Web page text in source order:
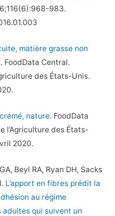
983.
matière grasse non
. FoodData Central.
des États-Unis.
nature. FoodData
l’Agriculture des États-
2020.
Beyl RA, Ryan DH, Sacks
L’apport en fibres prédit la
au régime
adultes qui suivent un